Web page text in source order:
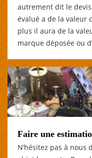
autrement dit le
évalué a de la valeur
plus il aura de la
marque déposée ou
Faire une
N’hésitez pas à